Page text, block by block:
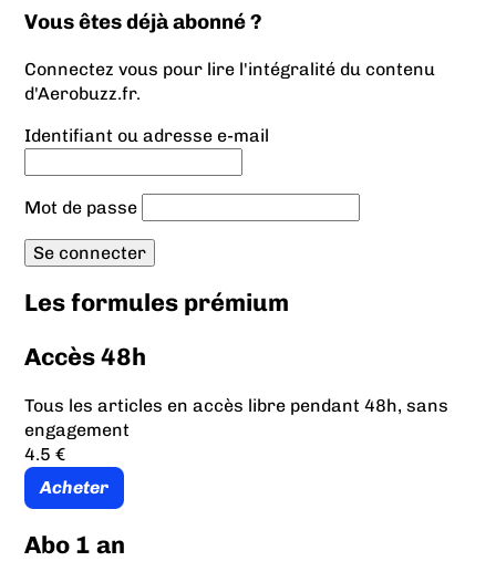
Vous êtes déjà abonné ?
Connectez vous pour lire l'intégralité du contenu
d'Aerobuzz.fr.
Identifiant ou adresse e-mail
Mot de passe
Les formules prémium
Accès 48h
Tous les articles en accès libre pendant 48h, sans
engagement
4.5 €
Acheter
Abo 1 an